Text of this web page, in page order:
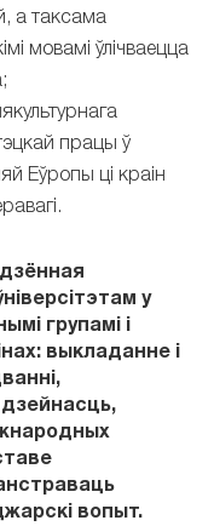
а таксама
мовамі ўлічваецца
працы ў
Еўропы ці краін
у
групамі і
выкладанне і
дзейнасць,
вопыт.